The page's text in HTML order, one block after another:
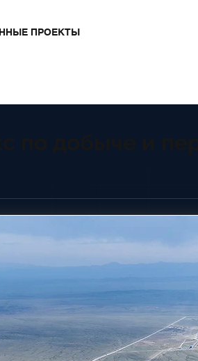
ПРОЕКТЫ